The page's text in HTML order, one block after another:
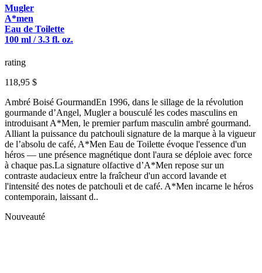
Mugler
A*men
Eau de Toilette
100 ml / 3.3 fl. oz.
rating
118,95 $
Ambré Boisé GourmandEn 1996, dans le sillage de la révolution
gourmande d’Angel, Mugler a bousculé les codes masculins en
introduisant A*Men, le premier parfum masculin ambré gourmand.
Alliant la puissance du patchouli signature de la marque à la vigueur
de l’absolu de café, A*Men Eau de Toilette évoque l'essence d'un
héros — une présence magnétique dont l'aura se déploie avec force
à chaque pas.La signature olfactive d’A*Men repose sur un
contraste audacieux entre la fraîcheur d'un accord lavande et
l'intensité des notes de patchouli et de café. A*Men incarne le héros
contemporain, laissant d..
Nouveauté